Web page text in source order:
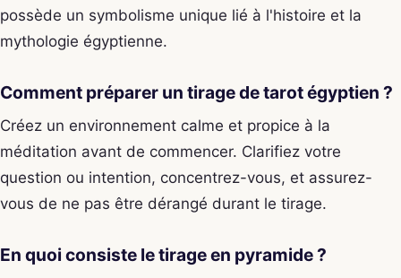
possède un symbolisme unique lié à l'histoire et la
mythologie égyptienne.
Comment préparer un tirage de tarot égyptien ?
Créez un environnement calme et propice à la
méditation avant de commencer. Clarifiez votre
question ou intention, concentrez-vous, et assurez-
vous de ne pas être dérangé durant le tirage.
En quoi consiste le tirage en pyramide ?